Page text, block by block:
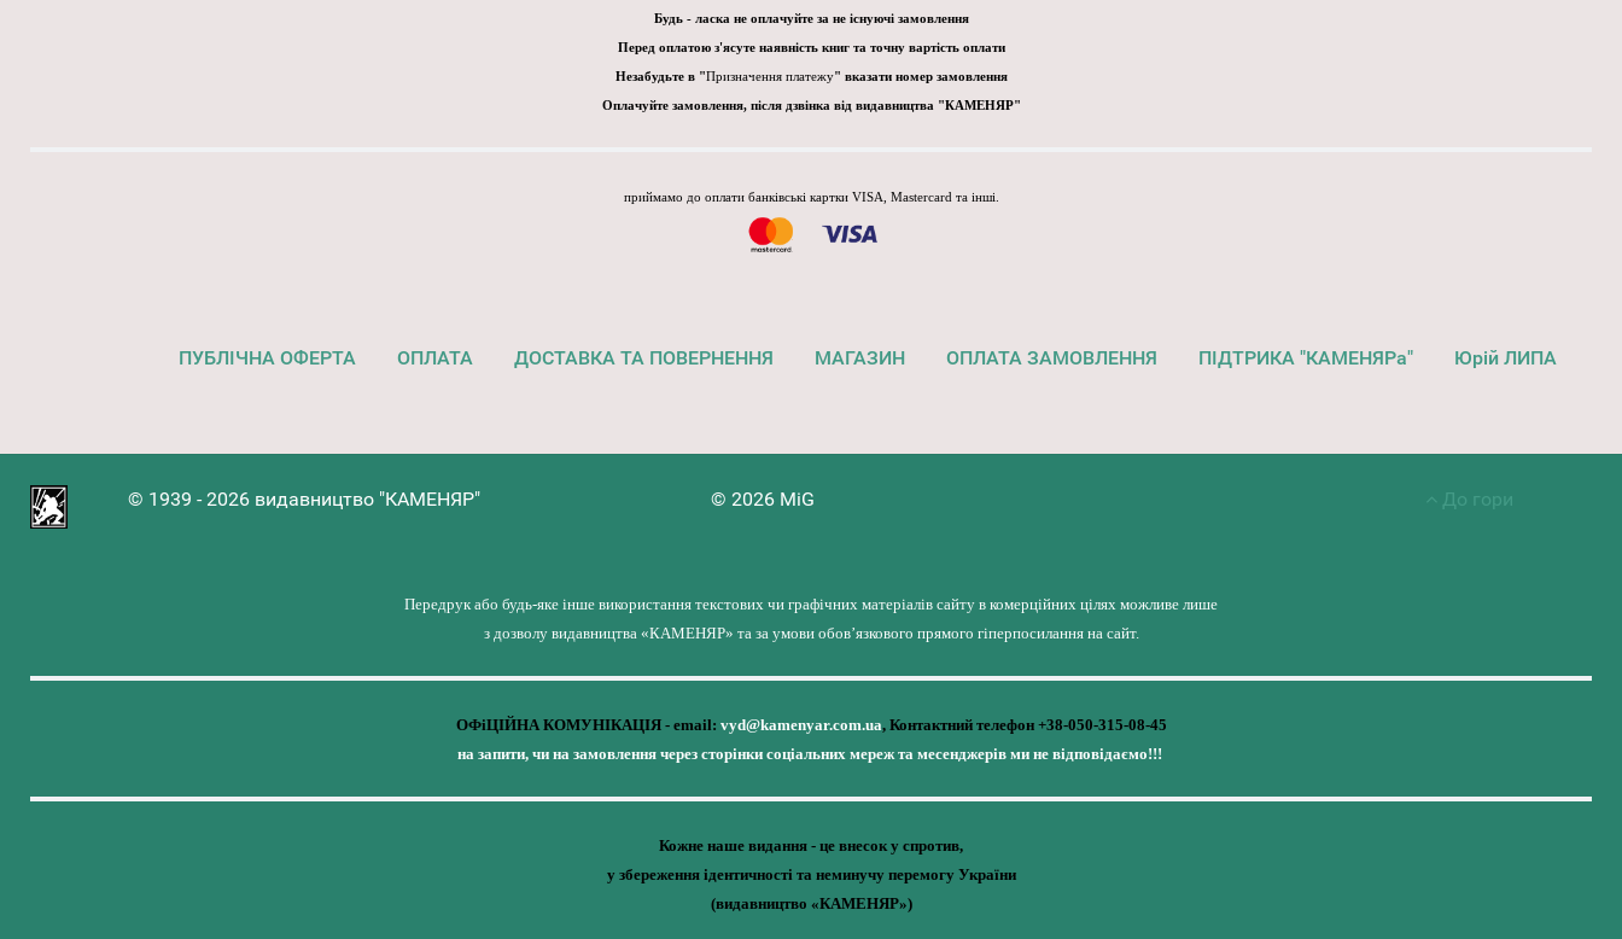
Будь - ласка не оплачуйте за не існуючі замовлення
Перед оплатою з'ясуте наявність книг та точну вартість оплати
Незабудьте в "Призначення платежу" вказати номер замовлення
Оплачуйте замовлення, після дзвінка від видавництва "КАМЕНЯР"
приймамо до оплати банківські картки VISA, Mastercard та інші.
ПУБЛІЧНА ОФЕРТА ОПЛАТА ДОСТАВКА ТА ПОВЕРНЕННЯ МАГАЗИН ОПЛАТА ЗАМОВЛЕННЯ ПІДТРИКА "КАМЕНЯРа" Юрій ЛИПА
© 1939 - 2026 видавництво "КАМЕНЯР" © 2026 MiG До гори
Передрук або будь-яке інше використання текстових чи графічних матеріалів сайту в комерційних цілях можливе лише
з дозволу видавництва «КАМЕНЯР» та за умови обов’язкового прямого гіперпосилання на сайт.
ОФіЦІЙНА КОМУНІКАЦІЯ - email: vyd@kamenyar.com.ua, Контактний телефон +38-050-315-08-45
на запити, чи на замовлення через сторінки соціальних мереж та месенджерів ми не відповідаємо!!!
Кожне наше видання - це внесок у спротив,
у збереження ідентичності та неминучу перемогу України
(видавництво «КАМЕНЯР»)